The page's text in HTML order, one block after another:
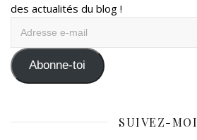
des actualités du blog !
mail Abonne-toi
SUIVEZ-MOI